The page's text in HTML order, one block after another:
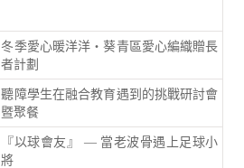
冬季愛心暖洋洋‧葵青區愛心編織贈長
者計劃
聽障學生在融合教育遇到的挑戰研討會
暨聚餐
『以球會友』 — 當老波骨遇上足球小
將